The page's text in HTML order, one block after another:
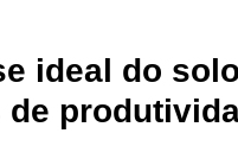
ideal do
de